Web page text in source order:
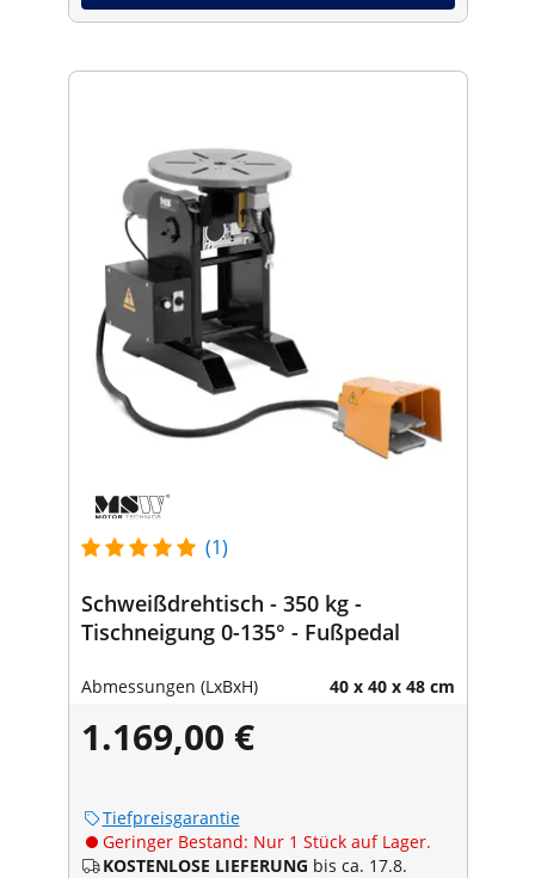
(1)
Schweißdrehtisch - 350 kg -
Tischneigung 0-135° - Fußpedal
Abmessungen (LxBxH) 40 x 40 x 48 cm
1.169,00 €
Tiefpreisgarantie
Geringer Bestand: Nur 1 Stück auf Lager.
KOSTENLOSE LIEFERUNG bis ca. 17.8.